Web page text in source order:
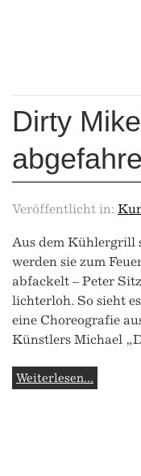
Dirty
Veröffentlicht in:
Aus dem Kühlergrill
werden sie zum
abfackelt – Peter
lichterloh. So sieht
eine Choreografie
Künstlers Michael
Weiterlesen...